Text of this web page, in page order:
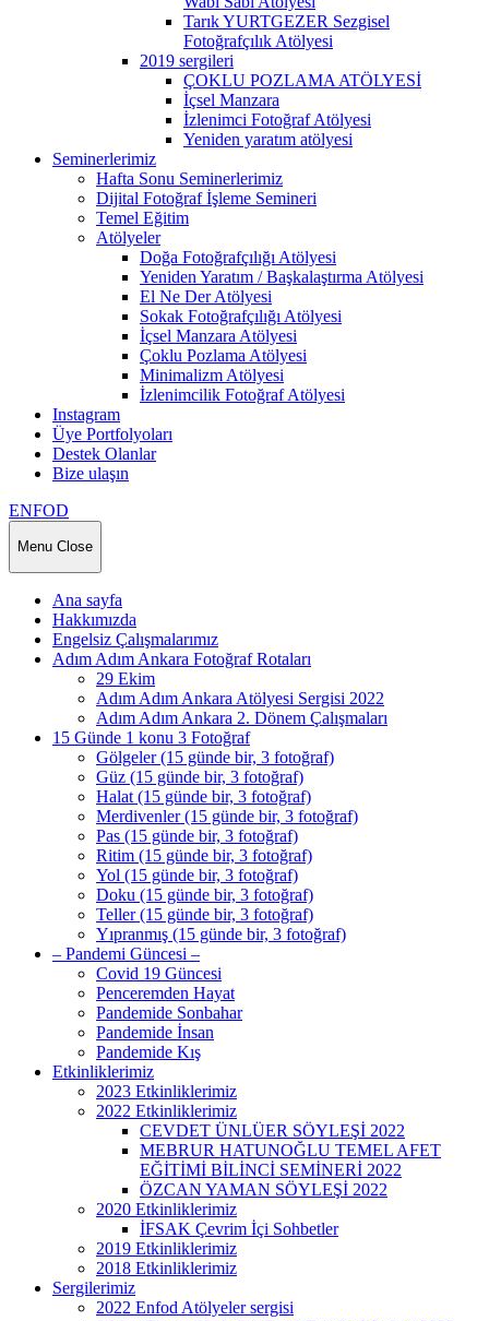
Tarık YURTGEZER Sezgisel
Fotoğrafçılık Atölyesi
2019 sergileri
ÇOKLU POZLAMA ATÖLYESİ
İçsel Manzara
İzlenimci Fotoğraf Atölyesi
Yeniden yaratım atölyesi
Seminerlerimiz
Hafta Sonu Seminerlerimiz
Dijital Fotoğraf İşleme Semineri
Temel Eğitim
Atölyeler
Doğa Fotoğrafçılığı Atölyesi
Yeniden Yaratım / Başkalaştırma Atölyesi
El Ne Der Atölyesi
Sokak Fotoğrafçılığı Atölyesi
İçsel Manzara Atölyesi
Çoklu Pozlama Atölyesi
Minimalizm Atölyesi
İzlenimcilik Fotoğraf Atölyesi
Instagram
Üye Portfolyoları
Destek Olanlar
Bize ulaşın
ENFOD
Menu Close
Ana sayfa
Hakkımızda
Engelsiz Çalışmalarımız
Adım Adım Ankara Fotoğraf Rotaları
29 Ekim
Adım Adım Ankara Atölyesi Sergisi 2022
Adım Adım Ankara 2. Dönem Çalışmaları
15 Günde 1 konu 3 Fotoğraf
Gölgeler (15 günde bir, 3 fotoğraf)
Güz (15 günde bir, 3 fotoğraf)
Halat (15 günde bir, 3 fotoğraf)
Merdivenler (15 günde bir, 3 fotoğraf)
Pas (15 günde bir, 3 fotoğraf)
Ritim (15 günde bir, 3 fotoğraf)
Yol (15 günde bir, 3 fotoğraf)
Doku (15 günde bir, 3 fotoğraf)
Teller (15 günde bir, 3 fotoğraf)
Yıpranmış (15 günde bir, 3 fotoğraf)
– Pandemi Güncesi –
Covid 19 Güncesi
Penceremden Hayat
Pandemide Sonbahar
Pandemide İnsan
Pandemide Kış
Etkinliklerimiz
2023 Etkinliklerimiz
2022 Etkinliklerimiz
CEVDET ÜNLÜER SÖYLEŞİ 2022
MEBRUR HATUNOĞLU TEMEL AFET
EĞİTİMİ BİLİNCİ SEMİNERİ 2022
ÖZCAN YAMAN SÖYLEŞİ 2022
2020 Etkinliklerimiz
İFSAK Çevrim İçi Sohbetler
2019 Etkinliklerimiz
2018 Etkinliklerimiz
Sergilerimiz
2022 Enfod Atölyeler sergisi